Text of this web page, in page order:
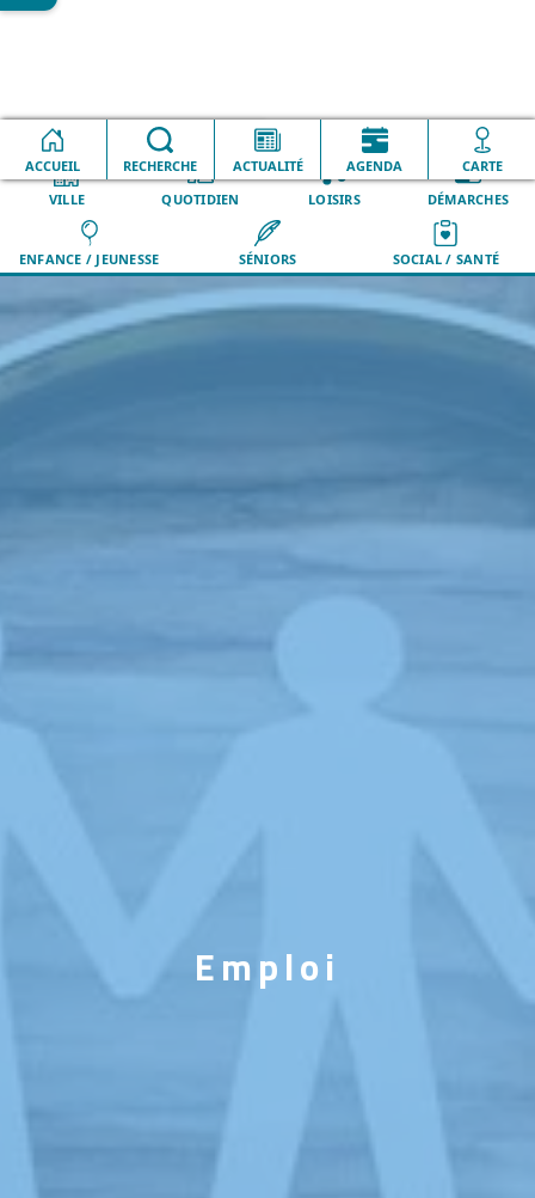
ACCUEIL RECHERCHE ACTUALITÉ AGENDA CARTE
Accueil C.C.A.S
VILLE QUOTIDIEN LOISIRS DÉMARCHES
ENFANCE / JEUNESSE SÉNIORS SOCIAL / SANTÉ
Emploi